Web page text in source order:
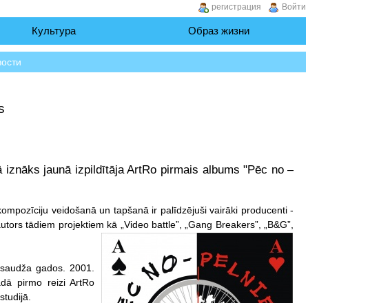
Культура Образ жизни
jaunā izpildītāja ArtRo pirmais albums "Pēc no –
veidošanā un tapšanā ir palīdzējuši vairāki producenti -
tādiem projektiem kā „Video battle”, „Gang Breakers”, „B&G”,
gados. 2001.
pirmo reizi ArtRo
Войти
регистрация